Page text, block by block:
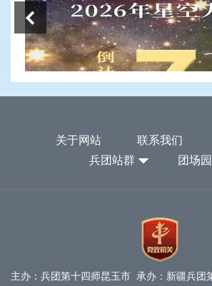
关于网站 联系我们
兵团站群
团场
主办：兵团第十四师昆玉市 承办：新疆兵团